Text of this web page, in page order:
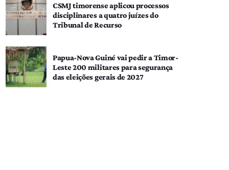
CSMJ timorense aplicou processos
disciplinares a quatro juízes do
Tribunal de Recurso
Papua-Nova Guiné vai pedir a Timor-
Leste 200 militares para segurança
das eleições gerais de 2027